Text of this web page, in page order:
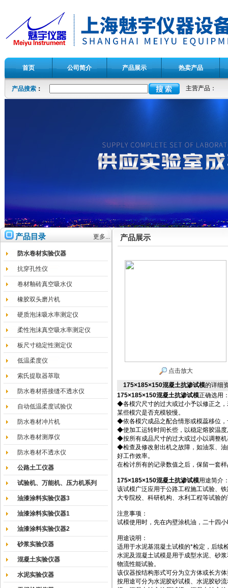
首页 公司简介 产品展示 热卖产品
产品搜索 ： 主营产品：
产品目录 更多...
防水卷材实验仪器
抗穿孔性仪
卷材釉砖真空吸水仪
橡胶双头磨片机
硬质泡沫吸水率测定仪
柔性泡沫真空吸水率测定仪
板尺寸稳定性测定仪
低温柔度仪
索氏提取器萃取
防水卷材搭接缝不透水仪
自动低温柔度试验仪
防水卷材冲片机
防水卷材测厚仪
防水卷材不透水仪
公路土工仪器
试验机、万能机、压力机系列
油漆涂料实验仪器3
油漆涂料实验仪器1
油漆涂料实验仪器2
砂浆实验仪器
混凝土实验仪器
水泥实验仪器
产品展示
点击放大
175×185×150混凝土抗渗试模的详细
175×185×150混凝土抗渗试模正确选用
◆各模穴尺寸的过大或过小予以修正之
某些模穴是否充模较慢。
◆依各模穴成品之配合情形或模蕊移位
◆使加工运转时间长些，以稳定熔胶温
◆按所有成品尺寸的过大或过小以调整
◆检查及修改射出机之故障，如油泵、
好工作效率。
在检讨所有的记录数值之后，保留一套
175×185×150混凝土抗渗试模用途简介
该试模广泛应用于公路工程施工试验、
大专院校、科研机构、水利工程等试验
注意事项：
试模使用时，先在内壁涂机油，二十四
用途说明：
适用于水泥基混凝土试模的*检定，后续
水泥及混凝土试模是用于成型水泥、砂
物流性能试验。
该仪器按结构形式可分为立方体或长方
按用途可分为水泥胶砂试模、水泥胶砂